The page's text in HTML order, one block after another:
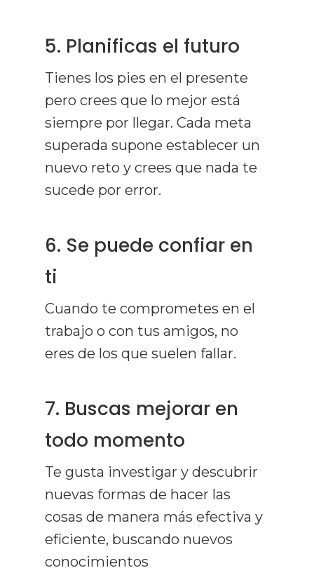
5. Planificas el futuro
Tienes los pies en el presente
pero crees que lo mejor está
siempre por llegar. Cada meta
superada supone establecer un
nuevo reto y crees que nada te
sucede por error.
6. Se puede confiar en
ti
Cuando te comprometes en el
trabajo o con tus amigos, no
eres de los que suelen fallar.
7. Buscas mejorar en
todo momento
Te gusta investigar y descubrir
nuevas formas de hacer las
cosas de manera más efectiva y
eficiente, buscando nuevos
conocimientos